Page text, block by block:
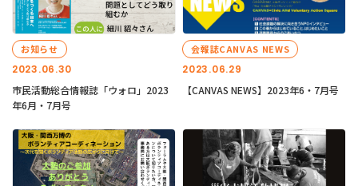
2023.06.30
お知らせ
市民活動総合情報誌「ウォロ」2023
年6月・7月号
2023.06.29
会報誌CANVAS NEWS
【CANVAS NEWS】2023年6・7月号